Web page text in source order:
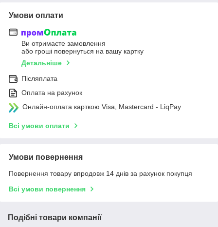
Умови оплати
Ви отримаєте замовлення
або гроші повернуться на вашу картку
Детальніше
Післяплата
Оплата на рахунок
Онлайн-оплата карткою Visa, Mastercard - LiqPay
Всі умови оплати
Умови повернення
Повернення товару впродовж 14 днів за рахунок покупця
Всі умови повернення
Подібні товари компанії